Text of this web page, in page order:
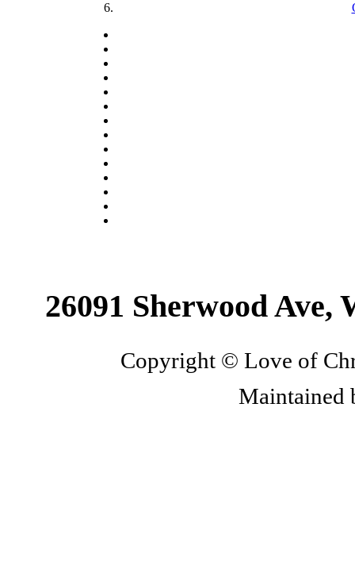
26091 Sherwood Ave,
Copyright © Love of
Maintained